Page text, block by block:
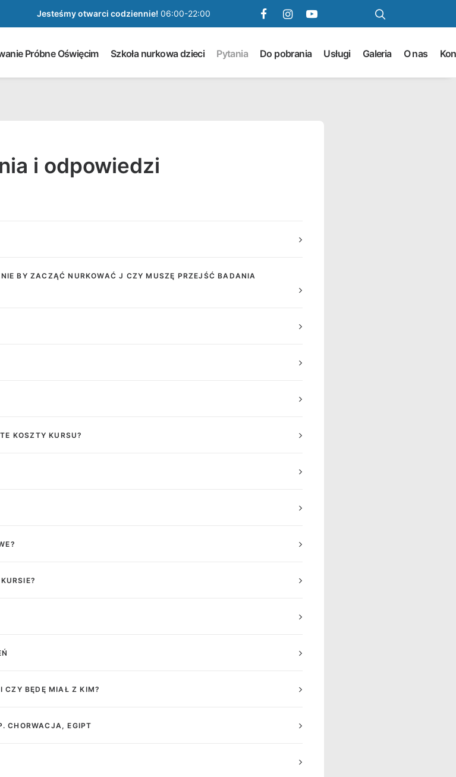
Jesteśmy otwarci codziennie! 06:00-22:00
Próbne Oświęcim Szkoła nurkowa dzieci Pytania Do pobrania Usługi Galeria O nas
i odpowiedzi
BY ZACZĄĆ NURKOWAĆ J CZY MUSZĘ PRZEJŚĆ BADANIA
KOSZTY KURSU?
CZY BĘDĘ MIAŁ Z KIM?
CHORWACJA, EGIPT